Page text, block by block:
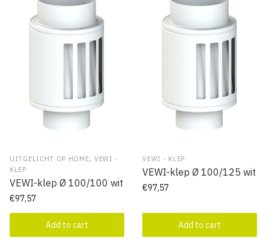
UITGELICHT OP HOME,VEWI -
KLEP
VEWI-klep Ø 100/100 wit
€97,57
Add to cart
VEWI - KLEP
VEWI-klep Ø 100/125 wit
€97,57
Add to cart